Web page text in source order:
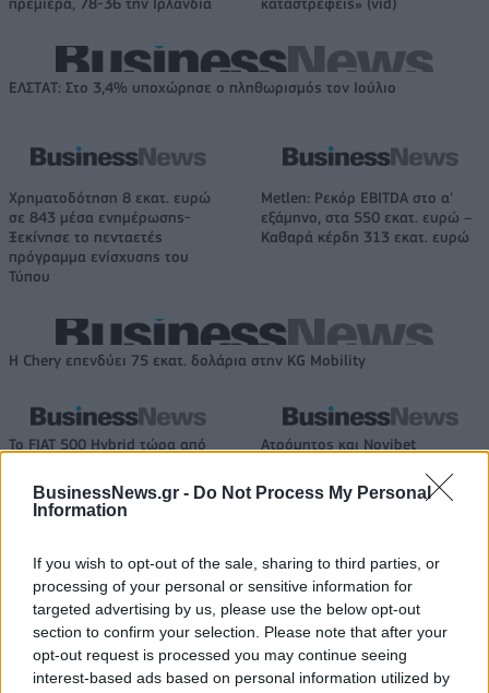
BusinessNews.gr - Do Not Process My Personal
Information
If you wish to opt-out of the sale, sharing to third parties, or
processing of your personal or sensitive information for
targeted advertising by us, please use the below opt-out
section to confirm your selection. Please note that after your
opt-out request is processed you may continue seeing
interest-based ads based on personal information utilized by
ΕΛΣΤΑΤ: Στο 3,4% υποχώρησε ο πληθωρισμός τον Ιούλιο
Χρηματοδότηση 8 εκατ. ευρώ
σε 843 μέσα ενημέρωσης-
Ξεκίνησε το πενταετές
πρόγραμμα ενίσχυσης του
Τύπου
Metlen: Ρεκόρ EBITDA στο α'
εξάμηνο, στα 550 εκατ. ευρώ –
Καθαρά κέρδη 313 εκατ. ευρώ
Η Chery επενδύει 75 εκατ. δολάρια στην KG Mobility
Το FIAT 500 Hybrid τώρα από
Ατρόμητος και Novibet
συνεργασίας τους μέχρι το
2028
18η συνεχόμενη χρονιά για τον ΟΤΕ στη διεθνή σειρά δεικτών
FTSE4Good